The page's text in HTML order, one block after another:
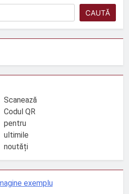
CAUTĂ
Scanează
Codul QR
pentru
ultimile
noutăți